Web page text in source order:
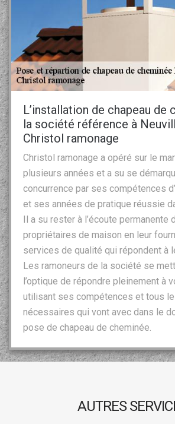
L’installation de chapeau de
la société référence à
Christol ramonage
Christol ramonage a opéré sur le
plusieurs années et a su se
concurrence par ses compétences
et ses années de pratique réussie
Il a su rester à l’écoute permanente
propriétaires de maison en leur
services de qualité qui répondent à
Les ramoneurs de la société se
l’optique de répondre pleinement à
utilisant ses compétences et tous
nécessaires qui vont avec dans le
pose de chapeau de cheminée.
AUTRES